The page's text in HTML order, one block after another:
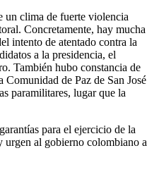
un clima de fuerte violencia
Concretamente, hay mucha
intento de atentado contra la
a la presidencia, el
También hubo constancia de
de Paz de San José
paramilitares, lugar que la
para el ejercicio de la
al gobierno colombiano a